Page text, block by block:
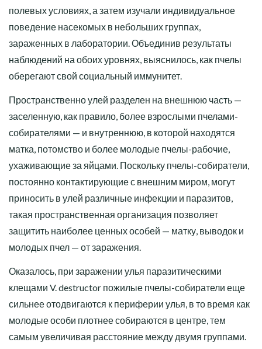
полевых условиях, а затем изучали индивидуальное
поведение насекомых в небольших группах,
зараженных в лаборатории. Объединив результаты
наблюдений на обоих уровнях, выяснилось, как пчелы
оберегают свой социальный иммунитет.
Пространственно улей разделен на внешнюю часть —
заселенную, как правило, более взрослыми пчелами-
собирателями — и внутреннюю, в которой находятся
матка, потомство и более молодые пчелы-рабочие,
ухаживающие за яйцами. Поскольку пчелы-собиратели,
постоянно контактирующие с внешним миром, могут
приносить в улей различные инфекции и паразитов,
такая пространственная организация позволяет
защитить наиболее ценных особей — матку, выводок и
молодых пчел — от заражения.
Оказалось, при заражении улья паразитическими
клещами V. destructor пожилые пчелы-собиратели еще
сильнее отодвигаются к периферии улья, в то время как
молодые особи плотнее собираются в центре, тем
самым увеличивая расстояние между двумя группами.